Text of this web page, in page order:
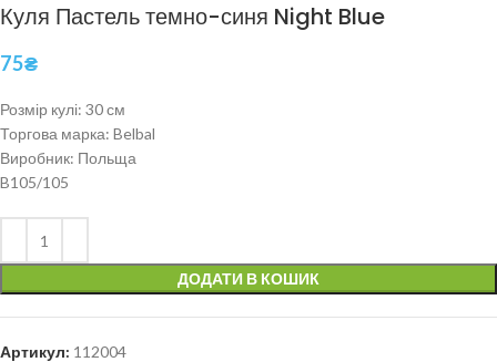
Куля Пастель темно-синя Night Blue
75₴
Розмір кулі: 30 см
Торгова марка: Belbal
Виробник: Польща
B105/105
ДОДАТИ В КОШИК
Артикул: 112004